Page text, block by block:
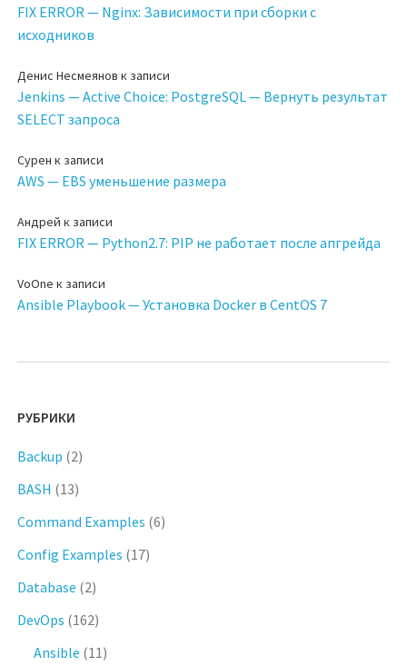
FIX ERROR — Nginx: Зависимости при сборки с
исходников
Денис Несмеянов к записи
Jenkins — Active Choice: PostgreSQL — Вернуть результат
SELECT запроса
Сурен к записи
AWS — EBS уменьшение размера
Андрей к записи
FIX ERROR — Python2.7: PIP не работает после апгрейда
VoOne к записи
Ansible Playbook — Установка Docker в CentOS 7
РУБРИКИ
Backup (2)
BASH (13)
Command Examples (6)
Config Examples (17)
Database (2)
DevOps (162)
Ansible (11)